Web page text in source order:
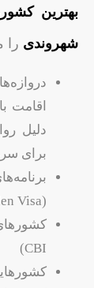
بهترین
شهروندی را
اقامت
دلیل
برای
(CBI/Golden Visa در اروپا)
CBI)